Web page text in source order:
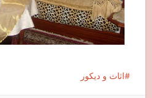
اثاث و ديكور